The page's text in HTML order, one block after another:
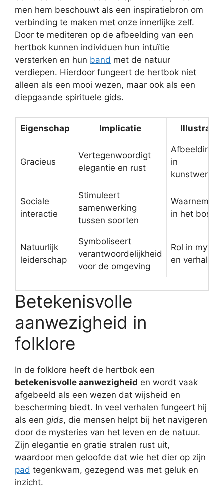
men hem beschouwt als een inspiratiebron om
verbinding te maken met onze innerlijke zelf.
Door te mediteren op de afbeelding van een
hertbok kunnen individuen hun intuïtie
versterken en hun band met de natuur
verdiepen. Hierdoor fungeert de hertbok niet
alleen als een mooi wezen, maar ook als een
diepgaande spirituele gids.
Eigenschap Implicatie Illustratie
Gracieus
Vertegenwoordigt
elegantie en rust
in
kunstwerken
Sociale
interactie
Stimuleert
samenwerking
tussen soorten
in het bos
Natuurlijk
leiderschap
Symboliseert
verantwoordelijkheid
voor de omgeving
Rol in
en verhalen
Betekenisvolle
aanwezigheid in
folklore
In de folklore heeft de hertbok een
betekenisvolle aanwezigheid en wordt vaak
afgebeeld als een wezen dat wijsheid en
bescherming biedt. In veel verhalen fungeert hij
als een gids, die mensen helpt bij het navigeren
door de mysteries van het leven en de natuur.
Zijn elegantie en gratie stralen rust uit,
waardoor men geloofde dat wie het dier op zijn
pad tegenkwam, gezegend was met geluk en
inzicht.